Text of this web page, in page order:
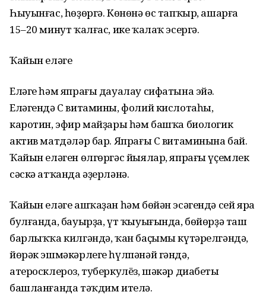
Һыуынғас, һөҙөргә. Көнөнә өс тапҡыр, ашарға
15–20 минут ҡалғас, ике ҡалаҡ эсергә.
Ҡайын еләге
Еләге һәм япрағы дауалау сифатына эйә.
Еләгендә С витамины, фолий кислотаһы,
каротин, эфир майҙары һәм башҡа биологик
актив матдәләр бар. Япрағы С витаминына бай.
Ҡайын еләген өлгөргәс йыялар, япрағы үҫемлек
сәскә атҡанда әҙерләнә.
Ҡайын еләге ашҡаҙан һәм бөйән эсәгендә сей яра
булғанда, бауырҙа, үт ҡыуығында, бөйөрҙә таш
барлыҡҡа килгәндә, ҡан баҫымы күтәрелгәндә,
йөрәк эшмәкәрлеге һүлпәнәй­ гәндә,
атеросклероз, туберкулёз, шәкәр диабеты
башланғанда тәҡдим ителә.